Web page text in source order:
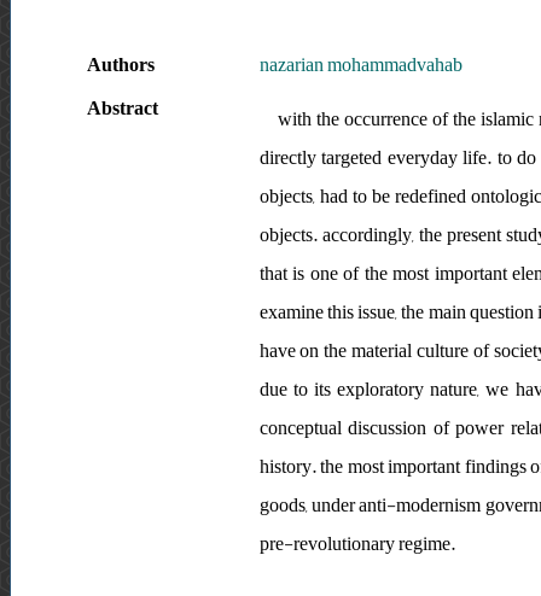
Authors
nazarian mohammadvahab
Abstract
with the occurrence of the
directly targeted everyday life. to
objects, had to be redefined
objects. accordingly, the present
that is one of the most important
examine this issue, the main
have on the material culture of
due to its exploratory nature, we
conceptual discussion of power
history. the most important findings
goods, under anti-modernism
pre-revolutionary regime.